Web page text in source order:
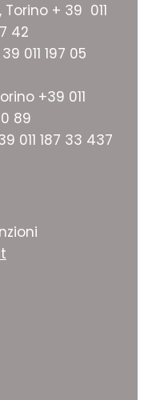
Torino + 39 011
42
011 197 05
+39 011
89
011 187 33 437